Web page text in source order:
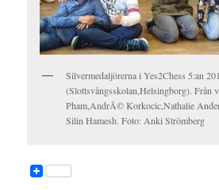
Silvermedaljörerna i Yes2Chess 5:an
(Slottsvångsskolan,Helsingborg). Från
Pham,AndrÃ© Korkocic,Nathalie
Silin Hamesh. Foto: Anki Strömberg